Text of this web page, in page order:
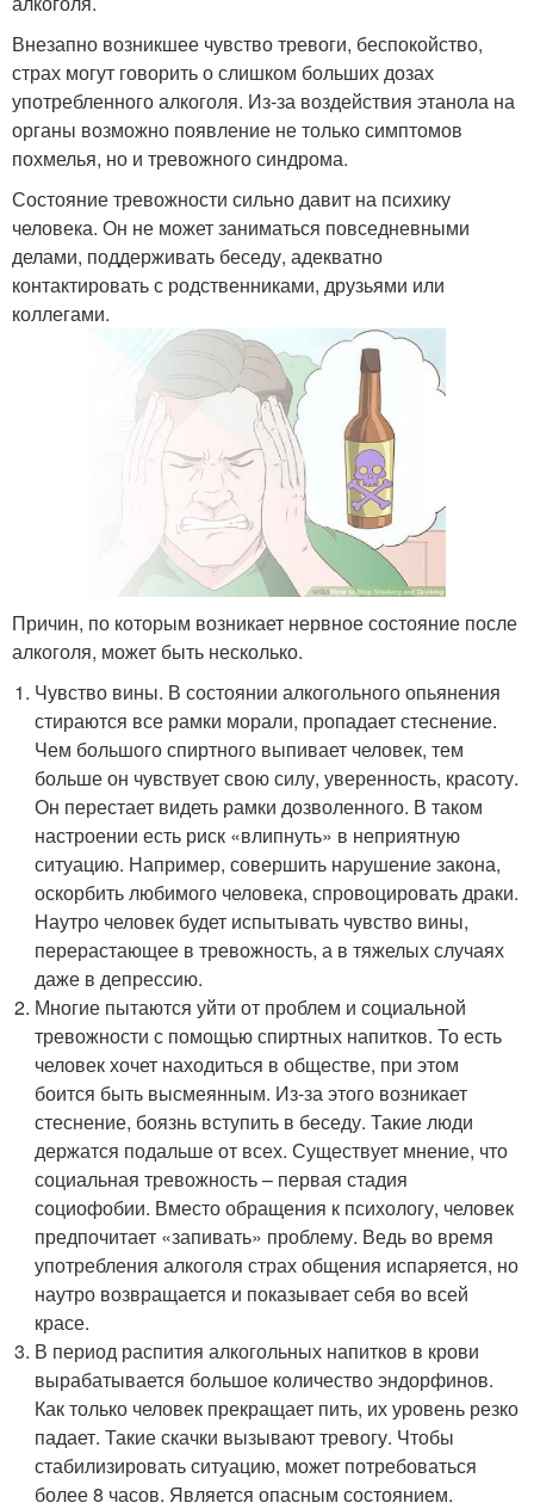
Внезапно возникшее чувство тревоги, беспокойство,
страх могут говорить о слишком больших дозах
употребленного алкоголя. Из-за воздействия этанола на
органы возможно появление не только симптомов
похмелья, но и тревожного синдрома.
Состояние тревожности сильно давит на психику
человека. Он не может заниматься повседневными
делами, поддерживать беседу, адекватно
контактировать с родственниками, друзьями или
коллегами.
Причин, по которым возникает нервное состояние после
алкоголя, может быть несколько.
Чувство вины. В состоянии алкогольного опьянения
стираются все рамки морали, пропадает стеснение.
Чем большого спиртного выпивает человек, тем
больше он чувствует свою силу, уверенность, красоту.
Он перестает видеть рамки дозволенного. В таком
настроении есть риск «влипнуть» в неприятную
ситуацию. Например, совершить нарушение закона,
оскорбить любимого человека, спровоцировать драки.
Наутро человек будет испытывать чувство вины,
перерастающее в тревожность, а в тяжелых случаях
даже в депрессию.
Многие пытаются уйти от проблем и социальной
тревожности с помощью спиртных напитков. То есть
человек хочет находиться в обществе, при этом
боится быть высмеянным. Из-за этого возникает
стеснение, боязнь вступить в беседу. Такие люди
держатся подальше от всех. Существует мнение, что
социальная тревожность – первая стадия
социофобии. Вместо обращения к психологу, человек
предпочитает «запивать» проблему. Ведь во время
употребления алкоголя страх общения испаряется, но
наутро возвращается и показывает себя во всей
красе.
В период распития алкогольных напитков в крови
вырабатывается большое количество эндорфинов.
Как только человек прекращает пить, их уровень резко
падает. Такие скачки вызывают тревогу. Чтобы
стабилизировать ситуацию, может потребоваться
более 8 часов. Является опасным состоянием.